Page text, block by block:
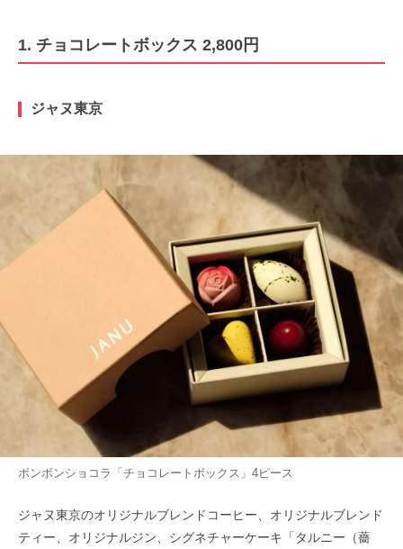
1. チョコレートボックス 2,800円
ジャヌ東京
ボンボンショコラ「チョコレートボックス」4ピース
ジャヌ東京のオリジナルブレンドコーヒー、オリジナルブレンド
ティー、オリジナルジン、シグネチャーケーキ「タルニー（薔